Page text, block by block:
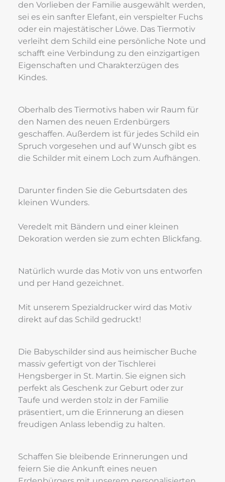
den Vorlieben der Familie ausgewählt werden,
sei es ein sanfter Elefant, ein verspielter Fuchs
oder ein majestätischer Löwe. Das Tiermotiv
verleiht dem Schild eine persönliche Note und
schafft eine Verbindung zu den einzigartigen
Eigenschaften und Charakterzügen des
Kindes.
Oberhalb des Tiermotivs haben wir Raum für
den Namen des neuen Erdenbürgers
geschaffen. Außerdem ist für jedes Schild ein
Spruch vorgesehen und auf Wunsch gibt es
die Schilder mit einem Loch zum Aufhängen.
Darunter finden Sie die Geburtsdaten des
kleinen Wunders.
Veredelt mit Bändern und einer kleinen
Dekoration werden sie zum echten Blickfang.
Natürlich wurde das Motiv von uns entworfen
und per Hand gezeichnet.
Mit unserem Spezialdrucker wird das Motiv
direkt auf das Schild gedruckt!
Die Babyschilder sind aus heimischer Buche
massiv gefertigt von der Tischlerei
Hengsberger in St. Martin. Sie eignen sich
perfekt als Geschenk zur Geburt oder zur
Taufe und werden stolz in der Familie
präsentiert, um die Erinnerung an diesen
freudigen Anlass lebendig zu halten.
Schaffen Sie bleibende Erinnerungen und
feiern Sie die Ankunft eines neuen